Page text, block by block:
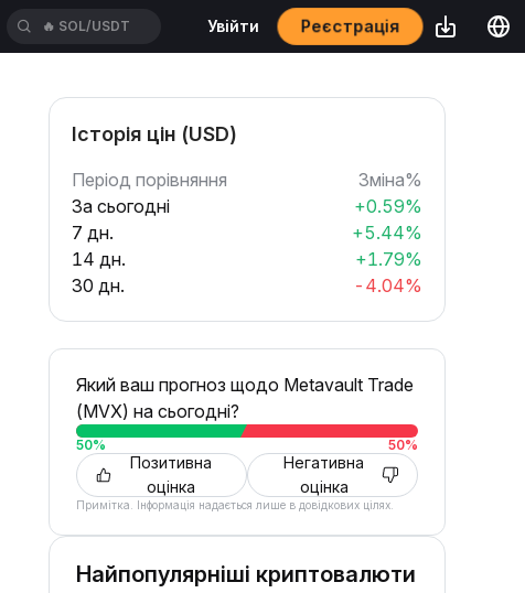
🔥 SOL/USDT Увійти Реєстрація
Історія цін (USD)
Період порівняння
Зміна%
За сьогодні
+0.59%
7 дн.
+5.44%
14 дн.
+1.79%
30 дн.
-4.04%
Який ваш прогноз щодо Metavault Trade
(MVX) на сьогодні?
50% 50%
Позитивна
оцінка
Негативна
оцінка
Примітка. Інформація надається лише в довідкових цілях.
Найпопулярніші криптовалюти